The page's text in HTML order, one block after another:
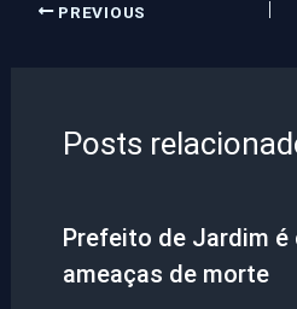
PREVIOUS
Posts
Prefeito de Jardim é
ameaças de morte